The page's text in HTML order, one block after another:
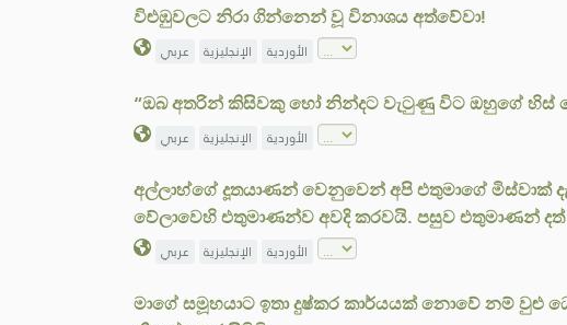
විළුඹුවලට නිරා ගින්නෙන් වූ විනාශය අත්වේවා!
عربي الإنجليزية الأوردية
“ඔබ අතරින් කිසිවකු හෝ නින්දට වැටුණු විට ඔහුගේ හිස්
عربي الإنجليزية الأوردية
අල්ලාහ්ගේ දූතයාණන් වෙනුවෙන් අපි එතුමාගේ මිස්වාක්
වේලාවෙහි එතුමාණන්ව අවදි කරවයි. පසුව එතුමාණන්
عربي الإنجليزية الأوردية
මාගේ සමූහයාට ඉතා දුෂ්කර කාර්යයක් නොවේ නම් වුළු